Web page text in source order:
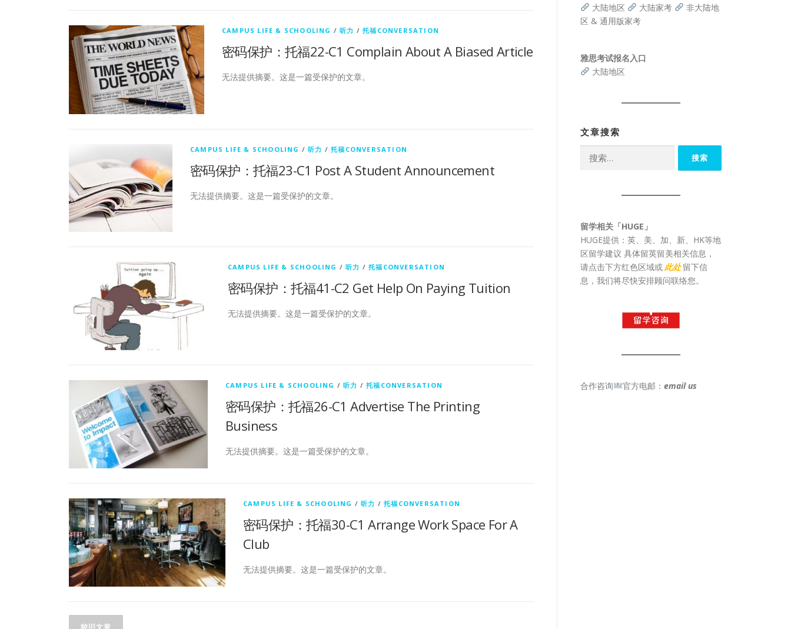
CAMPUS LIFE & SCHOOLING /听力 /托福CONVERSATION
密码保护：托福22-C1 Complain About A Biased Article
无法提供摘要。这是一篇受保护的文章。
CAMPUS LIFE & SCHOOLING /听力 /托福CONVERSATION
密码保护：托福23-C1 Post A Student Announcement
无法提供摘要。这是一篇受保护的文章。
CAMPUS LIFE & SCHOOLING /听力 /托福CONVERSATION
密码保护：托福41-C2 Get Help On Paying Tuition
无法提供摘要。这是一篇受保护的文章。
CAMPUS LIFE & SCHOOLING /听力 /托福CONVERSATION
密码保护：托福26-C1 Advertise The Printing
Business
无法提供摘要。这是一篇受保护的文章。
CAMPUS LIFE & SCHOOLING /听力 /托福CONVERSATION
密码保护：托福30-C1 Arrange Work Space For A
Club
无法提供摘要。这是一篇受保护的文章。
文
大陆地区
大陆家考
非大陆地
区 & 通用版家考
雅思考试报名入口
大陆地区
文章搜索
索：
留学相关「HUGE」
HUGE提供：英、美、加、新、HK等地
区留学建议 具体留英留美相关信息，
请点击下方红色区域或此处 留下信
息，我们将尽快安排顾问联络您。
合作咨询 官方电邮： email us